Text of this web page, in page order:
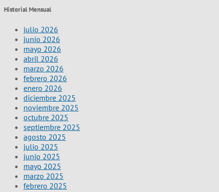
Historial Mensual
julio 2026
junio 2026
mayo 2026
abril 2026
marzo 2026
febrero 2026
enero 2026
diciembre 2025
noviembre 2025
octubre 2025
septiembre 2025
agosto 2025
julio 2025
junio 2025
mayo 2025
marzo 2025
febrero 2025